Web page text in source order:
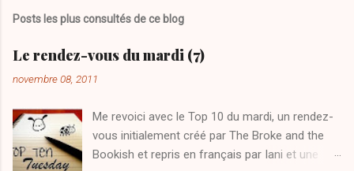
e
n
a
i
r
Posts les plus consultés de ce blog
Le rendez-vous du mardi (7)
novembre 08, 2011
Me revoici avec le Top 10 du mardi, un rendez-
vous initialement créé par The Broke and the
Bookish et repris en français par Iani et une